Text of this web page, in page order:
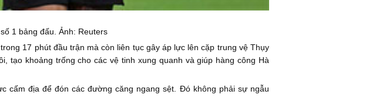
1 bảng đấu. Ảnh: Reuters
17 phút đầu trận mà còn liên tục gây áp lực lên cặp trung vệ Thụy
tạo khoảng trống cho các vệ tinh xung quanh và giúp hàng công Hà
cấm địa để đón các đường căng ngang sệt. Đó không phải sự ngẫu